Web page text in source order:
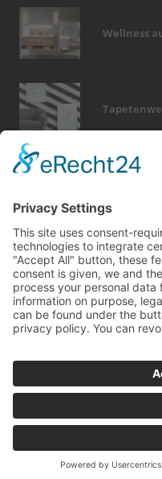
Wellness
dekoration sanieren
wellness
keller
wintergarten
kamin
hausbau
garten
©